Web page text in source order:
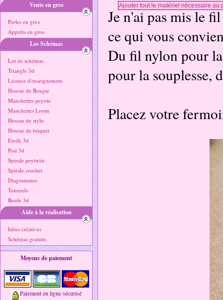
Vente en gros
Perles en gros
Apprêts en gros
Les Schémas
Lot de schémas
Triangle 3d
Licence d'enseignement
Housse de Bougie
Manchettes peyote
Manchettes Loom
Housse de stylo
Housse de briquet
Etoile 3d
Pod 3d
Spirale peytwist
Spirale crochet
Diagrammes
Tutoriels
Boule 3d
Aide à la réalisation
Idées créatives
Schémas gratuits
Moyens de paiement
Paiement en ligne sécurisé
Je n'ai pas mis le
ce qui vous
Du fil nylon pour
pour la souplesse,
Placez votre